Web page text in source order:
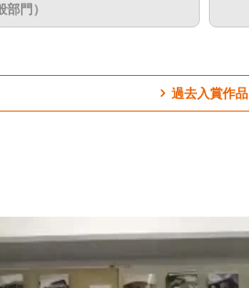
門）
過去入賞作品